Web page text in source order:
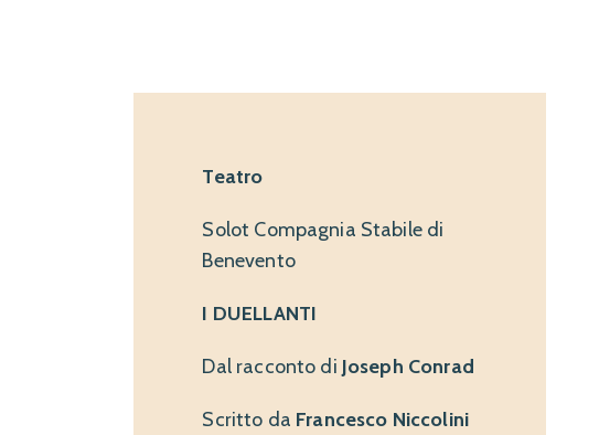
Teatro
Solot Compagnia Stabile di
Benevento
I DUELLANTI
Dal racconto di Joseph Conrad
Scritto da Francesco Niccolini